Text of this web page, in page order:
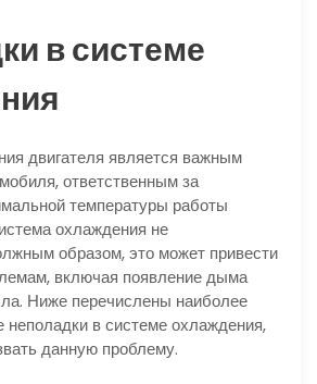
в системе
двигателя является важным
ответственным за
температуры работы
охлаждения не
образом, это может привести
включая появление дыма
Ниже перечислены наиболее
неполадки в системе охлаждения,
данную проблему.